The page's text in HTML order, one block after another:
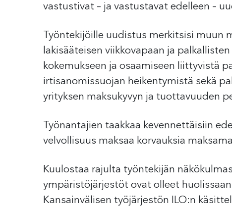
vastustivat – ja vastustavat edelleen –
Työntekijöille uudistus merkitsisi muun
lakisääteisen viikkovapaan ja
kokemukseen ja osaamiseen liittyvistä
irtisanomissuojan heikentymistä sekä
yrityksen maksukyvyn ja tuottavuuden
Työnantajien taakkaa kevennettäisiin
velvollisuus maksaa korvauksia
Kuulostaa rajulta työntekijän
ympäristöjärjestöt ovat olleet
Kansainvälisen työjärjestön ILO:n